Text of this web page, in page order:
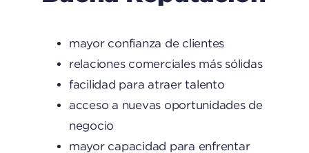
mayor confianza de clientes
relaciones comerciales más sólidas
facilidad para atraer talento
acceso a nuevas oportunidades de
negocio
mayor capacidad para enfrentar